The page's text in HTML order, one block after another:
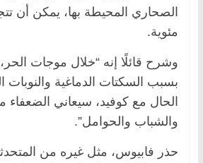
مئوية.
وشرح قائلًا إنه “خلال موجات
بسبب السكتات الدماغية والنوبات
الحال مع كوفيد، سيعاني الضعفاء
والشباب والحوامل”.
حذر فابيوس، مثل غيره من